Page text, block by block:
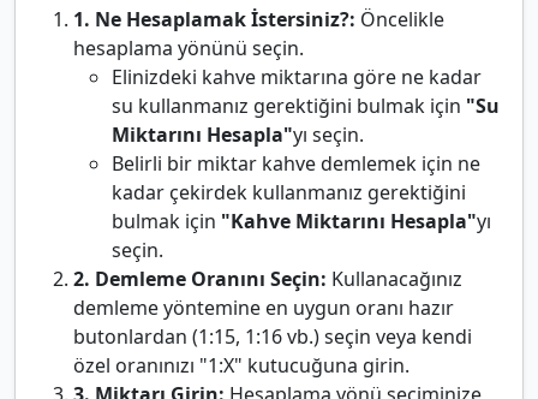
1. Ne Hesaplamak İstersiniz?: Öncelikle
hesaplama yönünü seçin.
Elinizdeki kahve miktarına göre ne kadar
su kullanmanız gerektiğini bulmak için "Su
Miktarını Hesapla"yı seçin.
Belirli bir miktar kahve demlemek için ne
kadar çekirdek kullanmanız gerektiğini
bulmak için "Kahve Miktarını Hesapla"yı
seçin.
2. Demleme Oranını Seçin: Kullanacağınız
demleme yöntemine en uygun oranı hazır
butonlardan (1:15, 1:16 vb.) seçin veya kendi
özel oranınızı "1:X" kutucuğuna girin.